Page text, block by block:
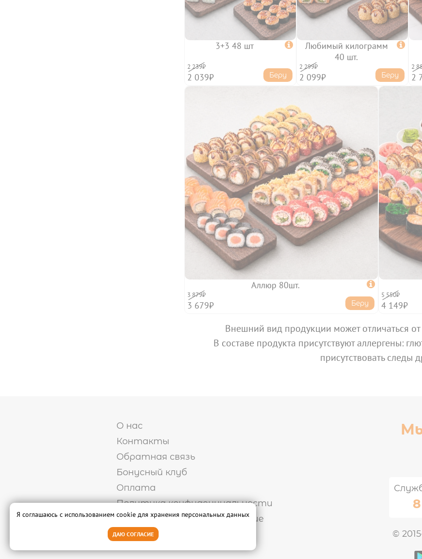
3+3 48 шт 
2 239₽
2 039₽ Беру
Любимый килограмм
40 шт.

2 299₽
2 099₽ Беру
2
2
Аллюр 80шт. 
3 879₽
3 679₽ Беру
5 550₽
4 149₽
Внешний вид продукции может отличаться
В составе продукта присутствуют аллергены:
присутствовать следы
О нас
Контакты
Обратная связь
Бонусный клуб
Оплата
Политика конфиденциальности
Пользовательское соглашение
Публичная оферта
©
Я соглашаюсь с использованием cookie для хранения персональных данных
ДАЮ СОГЛАСИЕ